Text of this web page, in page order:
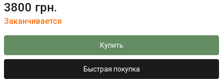
3800 грн.
Заканчивается
Купить
Быстрая покупка